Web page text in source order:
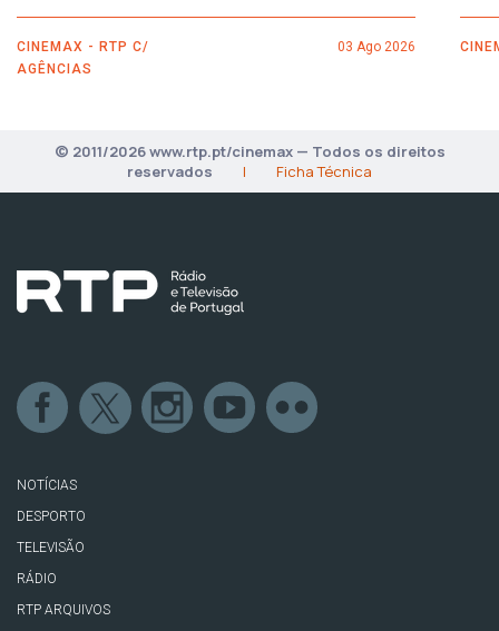
CINEMAX - RTP C/
AGÊNCIAS
03 Ago 2026
© 2011/2026 www.rtp.pt/cinemax — Todos os direitos
reservados
| Ficha Técnica
NOTÍCIAS
DESPORTO
TELEVISÃO
RÁDIO
RTP ARQUIVOS